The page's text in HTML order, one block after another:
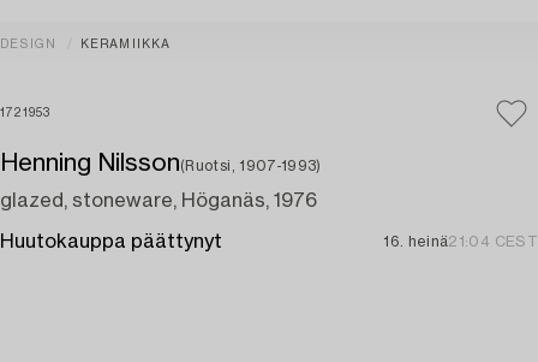
DESIGN KERAMIIKKA
1721953
Henning Nilsson(Ruotsi, 1907-1993)
glazed, stoneware, Höganäs, 1976
Huutokauppa päättynyt 16. heinä21:04 CEST